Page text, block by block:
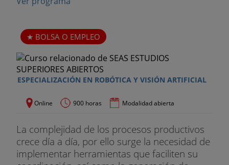
BOLSA O EMPLEO
ESPECIALIZACIÓN EN ROBÓTICA Y VISIÓN ARTIFICIAL
Online 900 horas Modalidad abierta
La complejidad de los procesos productivos
crece día a día, por ello surge la necesidad de
implementar herramientas que faciliten su